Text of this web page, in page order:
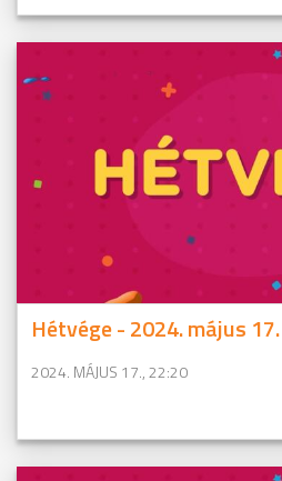
Hétvége - 2024. május 17.
2024. MÁJUS 17., 22:20